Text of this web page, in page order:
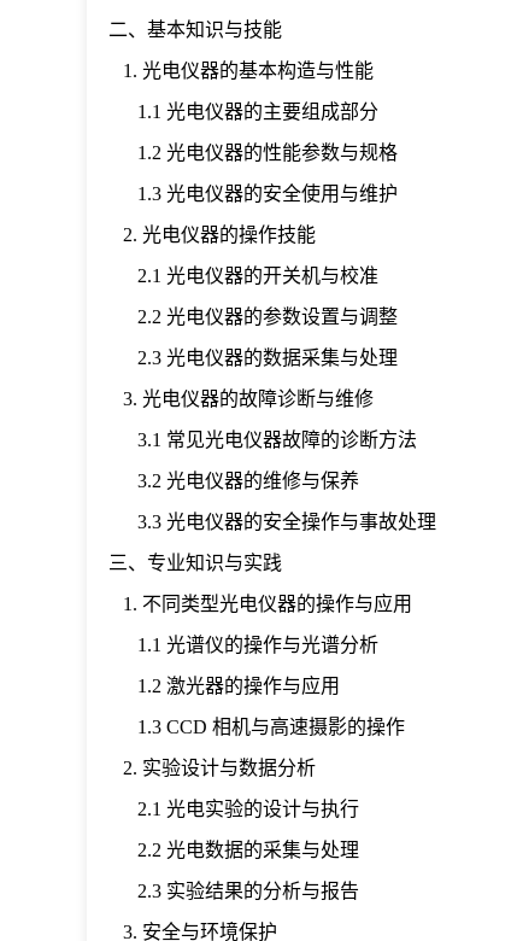
二、基本知识与技能
1. 光电仪器的基本构造与性能
1.1 光电仪器的主要组成部分
1.2 光电仪器的性能参数与规格
1.3 光电仪器的安全使用与维护
2. 光电仪器的操作技能
2.1 光电仪器的开关机与校准
2.2 光电仪器的参数设置与调整
2.3 光电仪器的数据采集与处理
3. 光电仪器的故障诊断与维修
3.1 常见光电仪器故障的诊断方法
3.2 光电仪器的维修与保养
3.3 光电仪器的安全操作与事故处理
三、专业知识与实践
1. 不同类型光电仪器的操作与应用
1.1 光谱仪的操作与光谱分析
1.2 激光器的操作与应用
1.3 CCD 相机与高速摄影的操作
2. 实验设计与数据分析
2.1 光电实验的设计与执行
2.2 光电数据的采集与处理
2.3 实验结果的分析与报告
3. 安全与环境保护